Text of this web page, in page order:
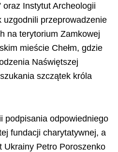
oraz Instytut Archeologii
uzgodnili przeprowadzenie
na terytorium Zamkowej
mieście Chełm, gdzie
Naświętszej
szczątek króla
podpisania odpowiedniego
fundacji charytatywnej, a
Ukrainy Petro Poroszenko